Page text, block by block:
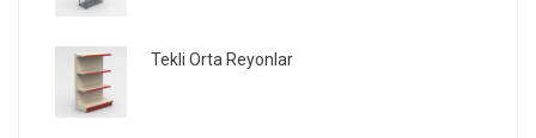
Tekli Orta Reyonlar